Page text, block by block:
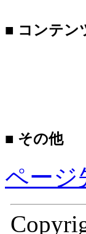
■ コンテン
■ その他
ページ